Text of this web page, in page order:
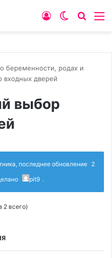
Switch
Войти
беременности, родах и
входных дверей
выбор
последнее обновление 2
pit9 .
2 всего)